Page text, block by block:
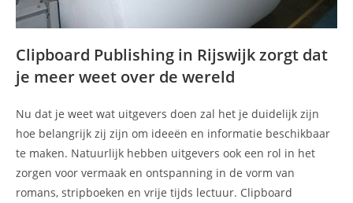
Clipboard Publishing in Rijswijk zorgt dat
je meer weet over de wereld
Nu dat je weet wat uitgevers doen zal het je duidelijk zijn
hoe belangrijk zij zijn om ideeën en informatie beschikbaar
te maken. Natuurlijk hebben uitgevers ook een rol in het
zorgen voor vermaak en ontspanning in de vorm van
romans, stripboeken en vrije tijds lectuur. Clipboard